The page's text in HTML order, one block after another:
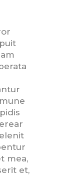
mea,
et,